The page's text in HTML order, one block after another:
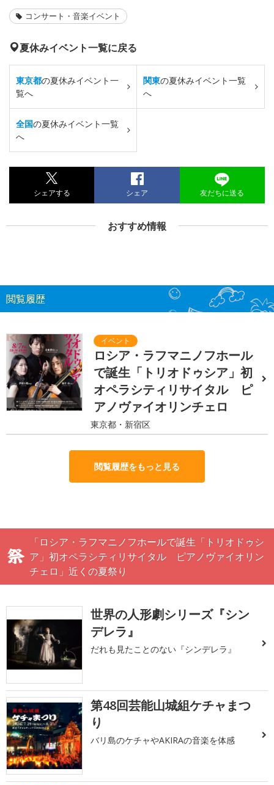
コンサート・音楽イベント
夏休みイベント一覧に戻る
東京都の夏休みイベント一
覧へ
関東の夏休みイベント一覧
へ
全国の夏休みイベント一覧
へ
シェアする シェア 友だちに送る
おすすめ情報
閲覧履歴
ロシア・ラフマニノフホール
で誕生「トリオドゥシア」初
オペラシティリサイタル ピ
アノヴァイオリンチェロ
東京都・新宿区
閲覧履歴をもっと見る
「ロシア・ラフマニノフホールで誕生「トリオドゥシ
ア」初オペラシティリサイタル ピアノヴァイオリン
チェロ」近くの夏祭り
世界の人形劇シリーズ『シン
デレラ』
だれも見たことのない『シンデレラ』
第48回芸能山城組ケチャまつ
り
バリ島のケチャやAKIRAの音楽を体感